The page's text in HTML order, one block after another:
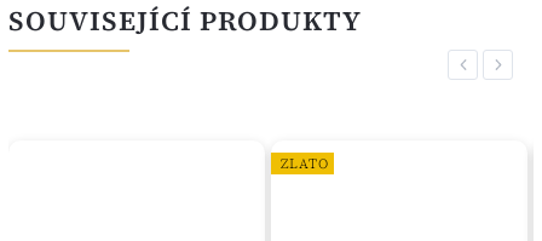
SOUVISEJÍCÍ PRODUKTY
Previous
ZLATO
Next